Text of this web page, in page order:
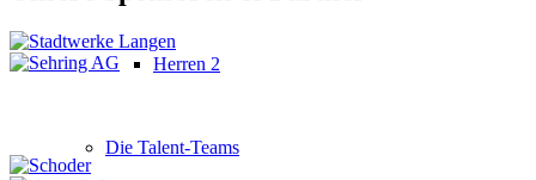
Herren 2
Die Talent-Teams